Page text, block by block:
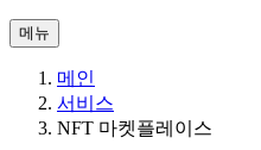
메뉴
메인
서비스
NFT 마켓플레이스